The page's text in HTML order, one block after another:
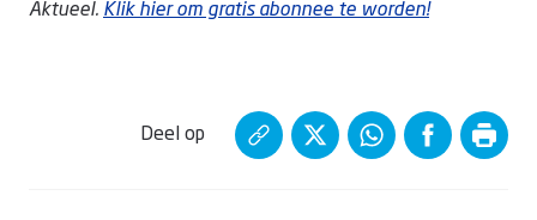
Aktueel. Klik hier om gratis abonnee te worden!
Deel op